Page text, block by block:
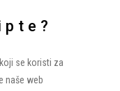
se koristi za
naše web